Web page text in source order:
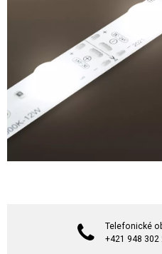
Telefonické
+421 948 302